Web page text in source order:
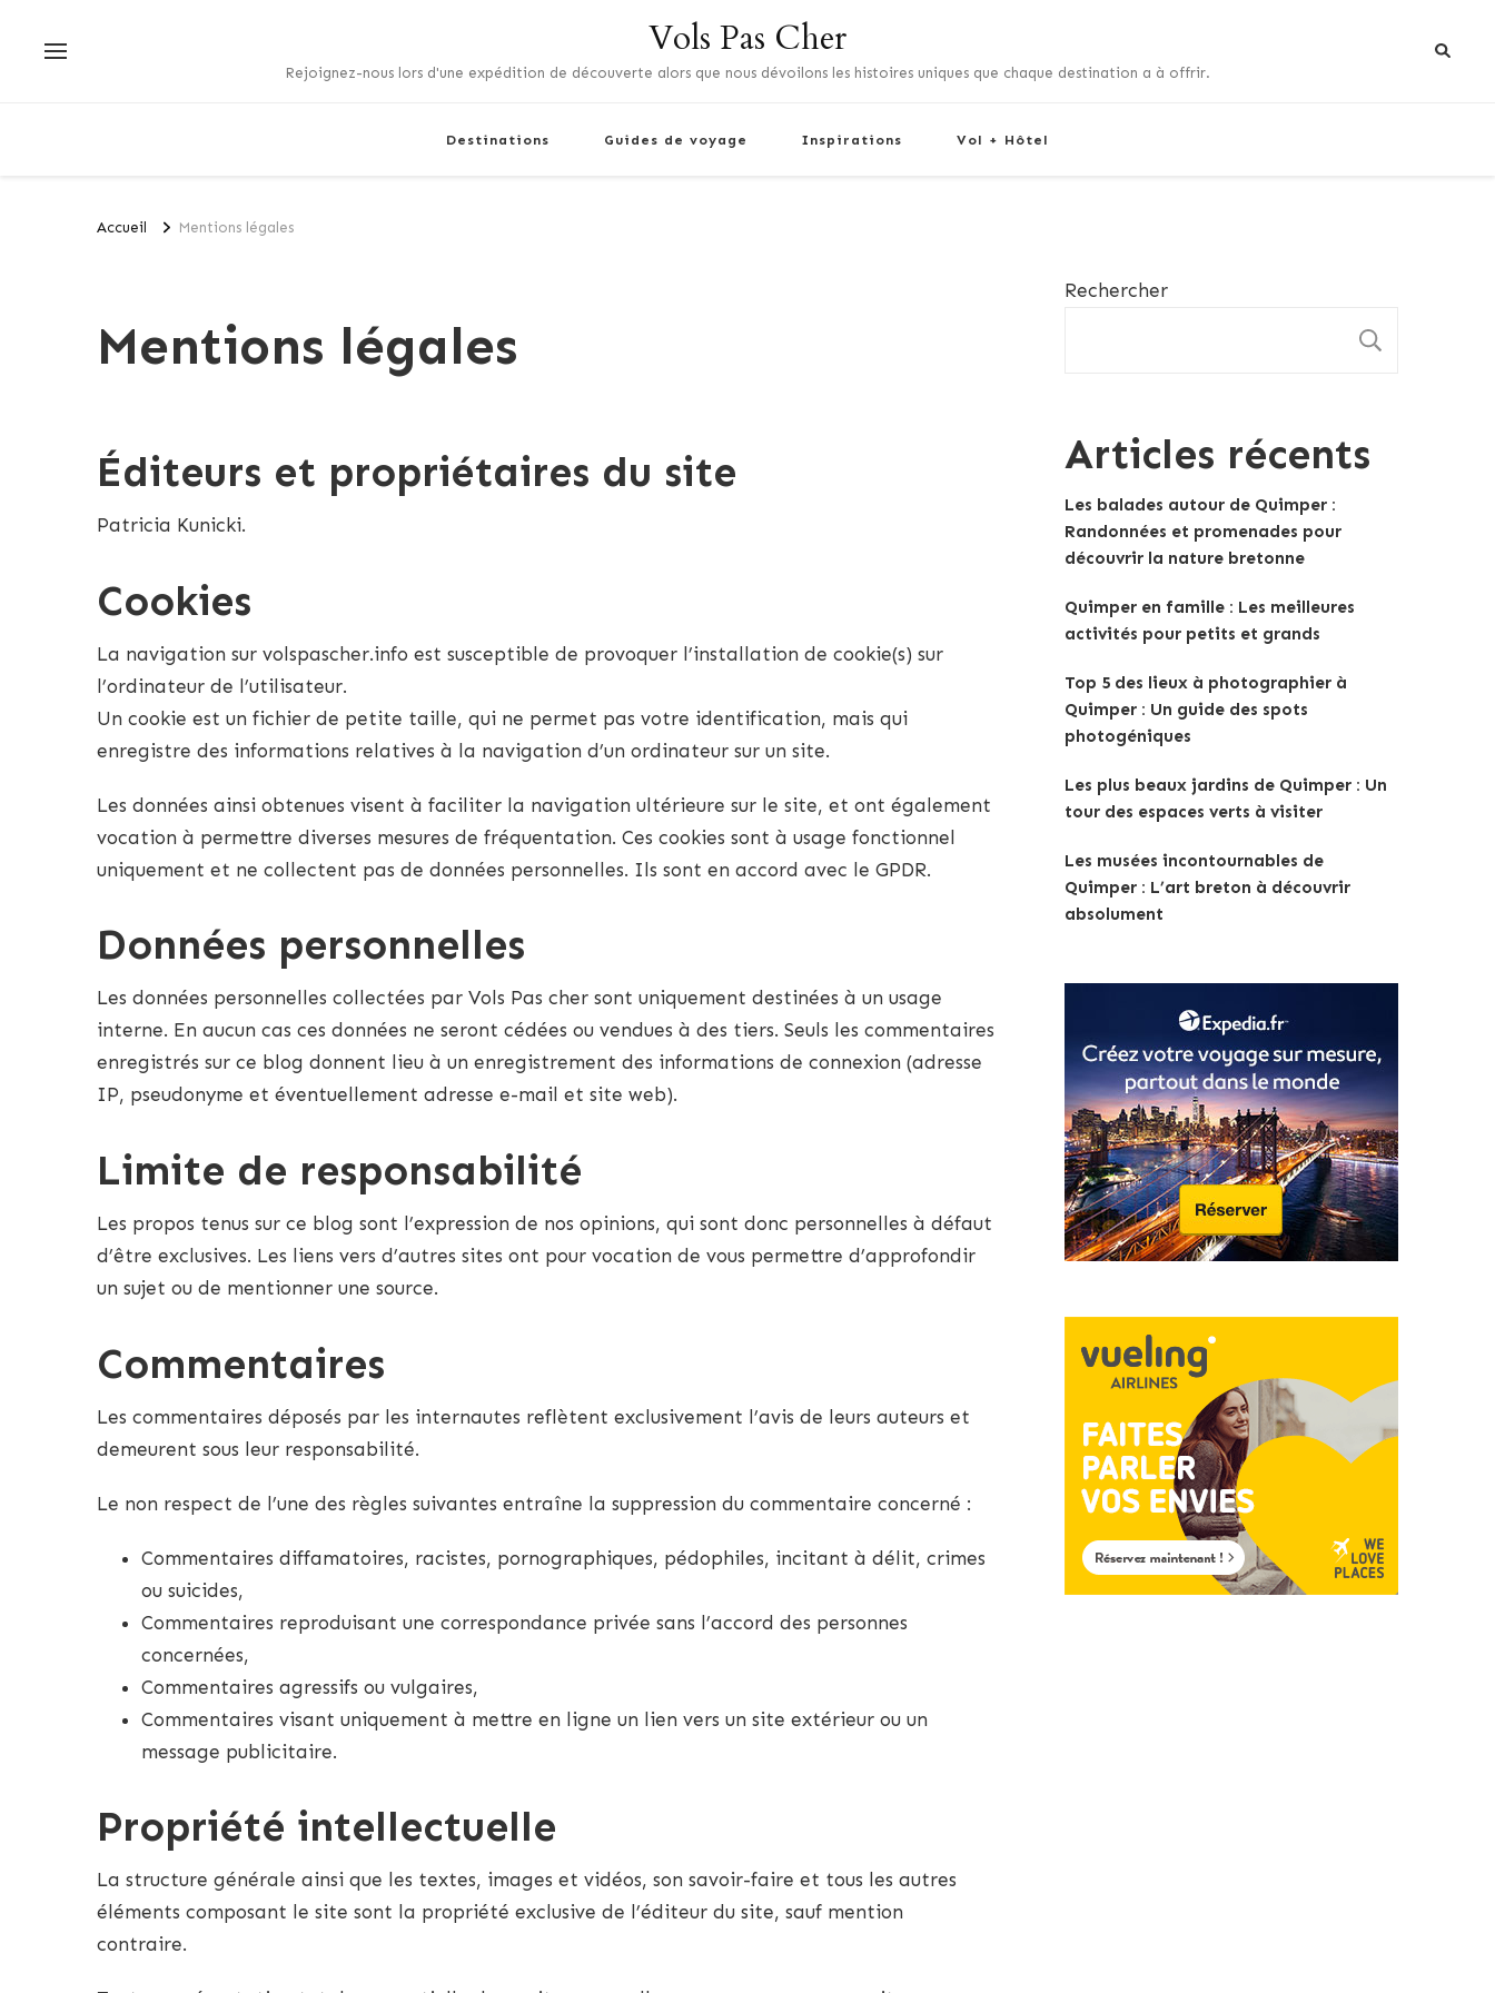
Vols Pas Cher
Rejoignez-nous lors d'une expédition de découverte alors que nous dévoilons les histoires uniques que chaque destination a à offrir.
Destinations Guides de voyage Inspirations Vol + Hôtel
Accueil Mentions légales
Mentions légales
Éditeurs et propriétaires du site
Patricia Kunicki.
Cookies
La navigation sur volspascher.info est susceptible de provoquer l’installation de cookie(s) sur
l’ordinateur de l’utilisateur.
Un cookie est un fichier de petite taille, qui ne permet pas votre identification, mais qui
enregistre des informations relatives à la navigation d’un ordinateur sur un site.
Les données ainsi obtenues visent à faciliter la navigation ultérieure sur le site, et ont également
vocation à permettre diverses mesures de fréquentation. Ces cookies sont à usage fonctionnel
uniquement et ne collectent pas de données personnelles. Ils sont en accord avec le GPDR.
Données personnelles
Les données personnelles collectées par Vols Pas cher sont uniquement destinées à un usage
interne. En aucun cas ces données ne seront cédées ou vendues à des tiers. Seuls les commentaires
enregistrés sur ce blog donnent lieu à un enregistrement des informations de connexion (adresse
IP, pseudonyme et éventuellement adresse e-mail et site web).
Limite de responsabilité
Les propos tenus sur ce blog sont l’expression de nos opinions, qui sont donc personnelles à défaut
d’être exclusives. Les liens vers d’autres sites ont pour vocation de vous permettre d’approfondir
un sujet ou de mentionner une source.
Commentaires
Les commentaires déposés par les internautes reflètent exclusivement l’avis de leurs auteurs et
demeurent sous leur responsabilité.
Le non respect de l’une des règles suivantes entraîne la suppression du commentaire concerné :
Commentaires diffamatoires, racistes, pornographiques, pédophiles, incitant à délit, crimes
ou suicides,
Commentaires reproduisant une correspondance privée sans l’accord des personnes
concernées,
Commentaires agressifs ou vulgaires,
Commentaires visant uniquement à mettre en ligne un lien vers un site extérieur ou un
message publicitaire.
Propriété intellectuelle
La structure générale ainsi que les textes, images et vidéos, son savoir-faire et tous les autres
éléments composant le site sont la propriété exclusive de l’éditeur du site, sauf mention
contraire.
Rechercher
Articles récents
Les balades autour de Quimper :
Randonnées et promenades pour
découvrir la nature bretonne
Quimper en famille : Les meilleures
activités pour petits et grands
Top 5 des lieux à photographier à
Quimper : Un guide des spots
photogéniques
Les plus beaux jardins de Quimper : Un
tour des espaces verts à visiter
Les musées incontournables de
Quimper : L’art breton à découvrir
absolument